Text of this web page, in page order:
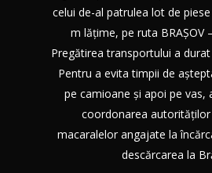
celui de-al patrulea lot de
m lățime, pe ruta BRAȘOV
Pregătirea transportului a
Pentru a evita timpii de
pe camioane și apoi pe vas,
coordonarea autorităților
macaralelor angajate la
descărcarea la